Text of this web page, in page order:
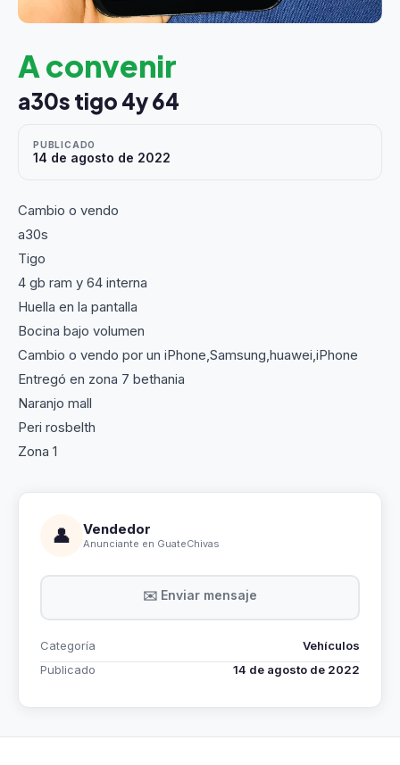
A convenir
a30s tigo 4y 64
PUBLICADO
14 de agosto de 2022
Cambio o vendo
a30s
Tigo
4 gb ram y 64 interna
Huella en la pantalla
Bocina bajo volumen
Cambio o vendo por un iPhone,Samsung,huawei,iPhone
Entregó en zona 7 bethania
Naranjo mall
Peri rosbelth
Zona 1
👤 Vendedor
Anunciante en GuateChivas
✉️ Enviar mensaje
Categoría
Vehículos
Publicado
14 de agosto de 2022